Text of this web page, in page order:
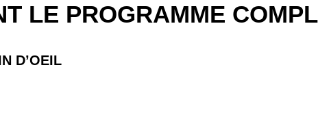
LE PROGRAMME
D’OEIL